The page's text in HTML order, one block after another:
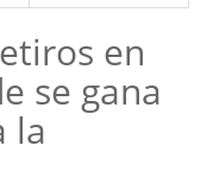
en
se gana
la